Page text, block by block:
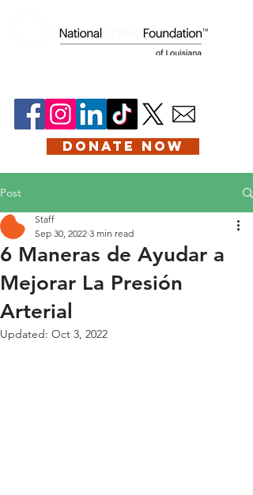
DONATE NOW
Post
6 Maneras de Ayudar a
Mejorar La Presión
Arterial
Staff
Sep 30, 2022 3 min read
Updated: Oct 3, 2022